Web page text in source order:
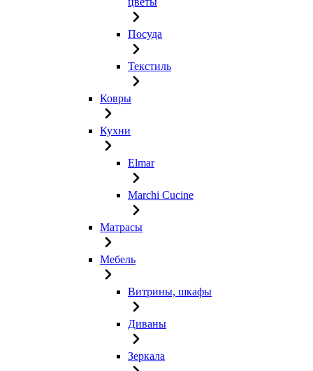
Посуда
Текстиль
Ковры
Кухни
Elmar
Marchi Cucine
Матрасы
Мебель
Витрины, шкафы
Диваны
Зеркала